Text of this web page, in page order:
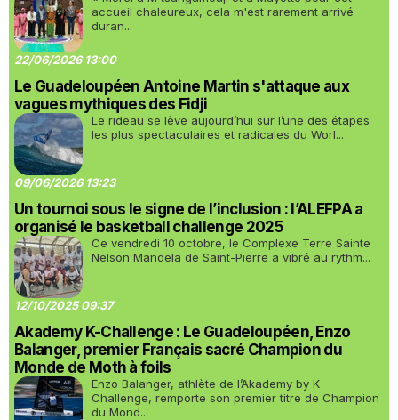
accueil chaleureux, cela m'est rarement arrivé
duran...
22/06/2026 13:00
Le Guadeloupéen Antoine Martin s'attaque aux
vagues mythiques des Fidji
Le rideau se lève aujourd’hui sur l’une des étapes
les plus spectaculaires et radicales du Worl...
09/06/2026 13:23
Un tournoi sous le signe de l’inclusion : l’ALEFPA a
organisé le basketball challenge 2025
Ce vendredi 10 octobre, le Complexe Terre Sainte
Nelson Mandela de Saint-Pierre a vibré au rythm...
12/10/2025 09:37
Akademy K-Challenge : Le Guadeloupéen, Enzo
Balanger, premier Français sacré Champion du
Monde de Moth à foils
Enzo Balanger, athlète de l’Akademy by K-
Challenge, remporte son premier titre de Champion
du Mond...